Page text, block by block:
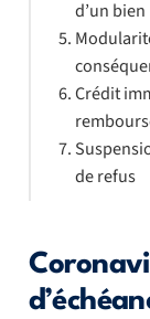
d’un bien
Crédit
de refus